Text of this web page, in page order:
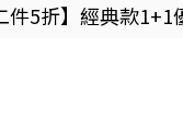
件5折】經典款